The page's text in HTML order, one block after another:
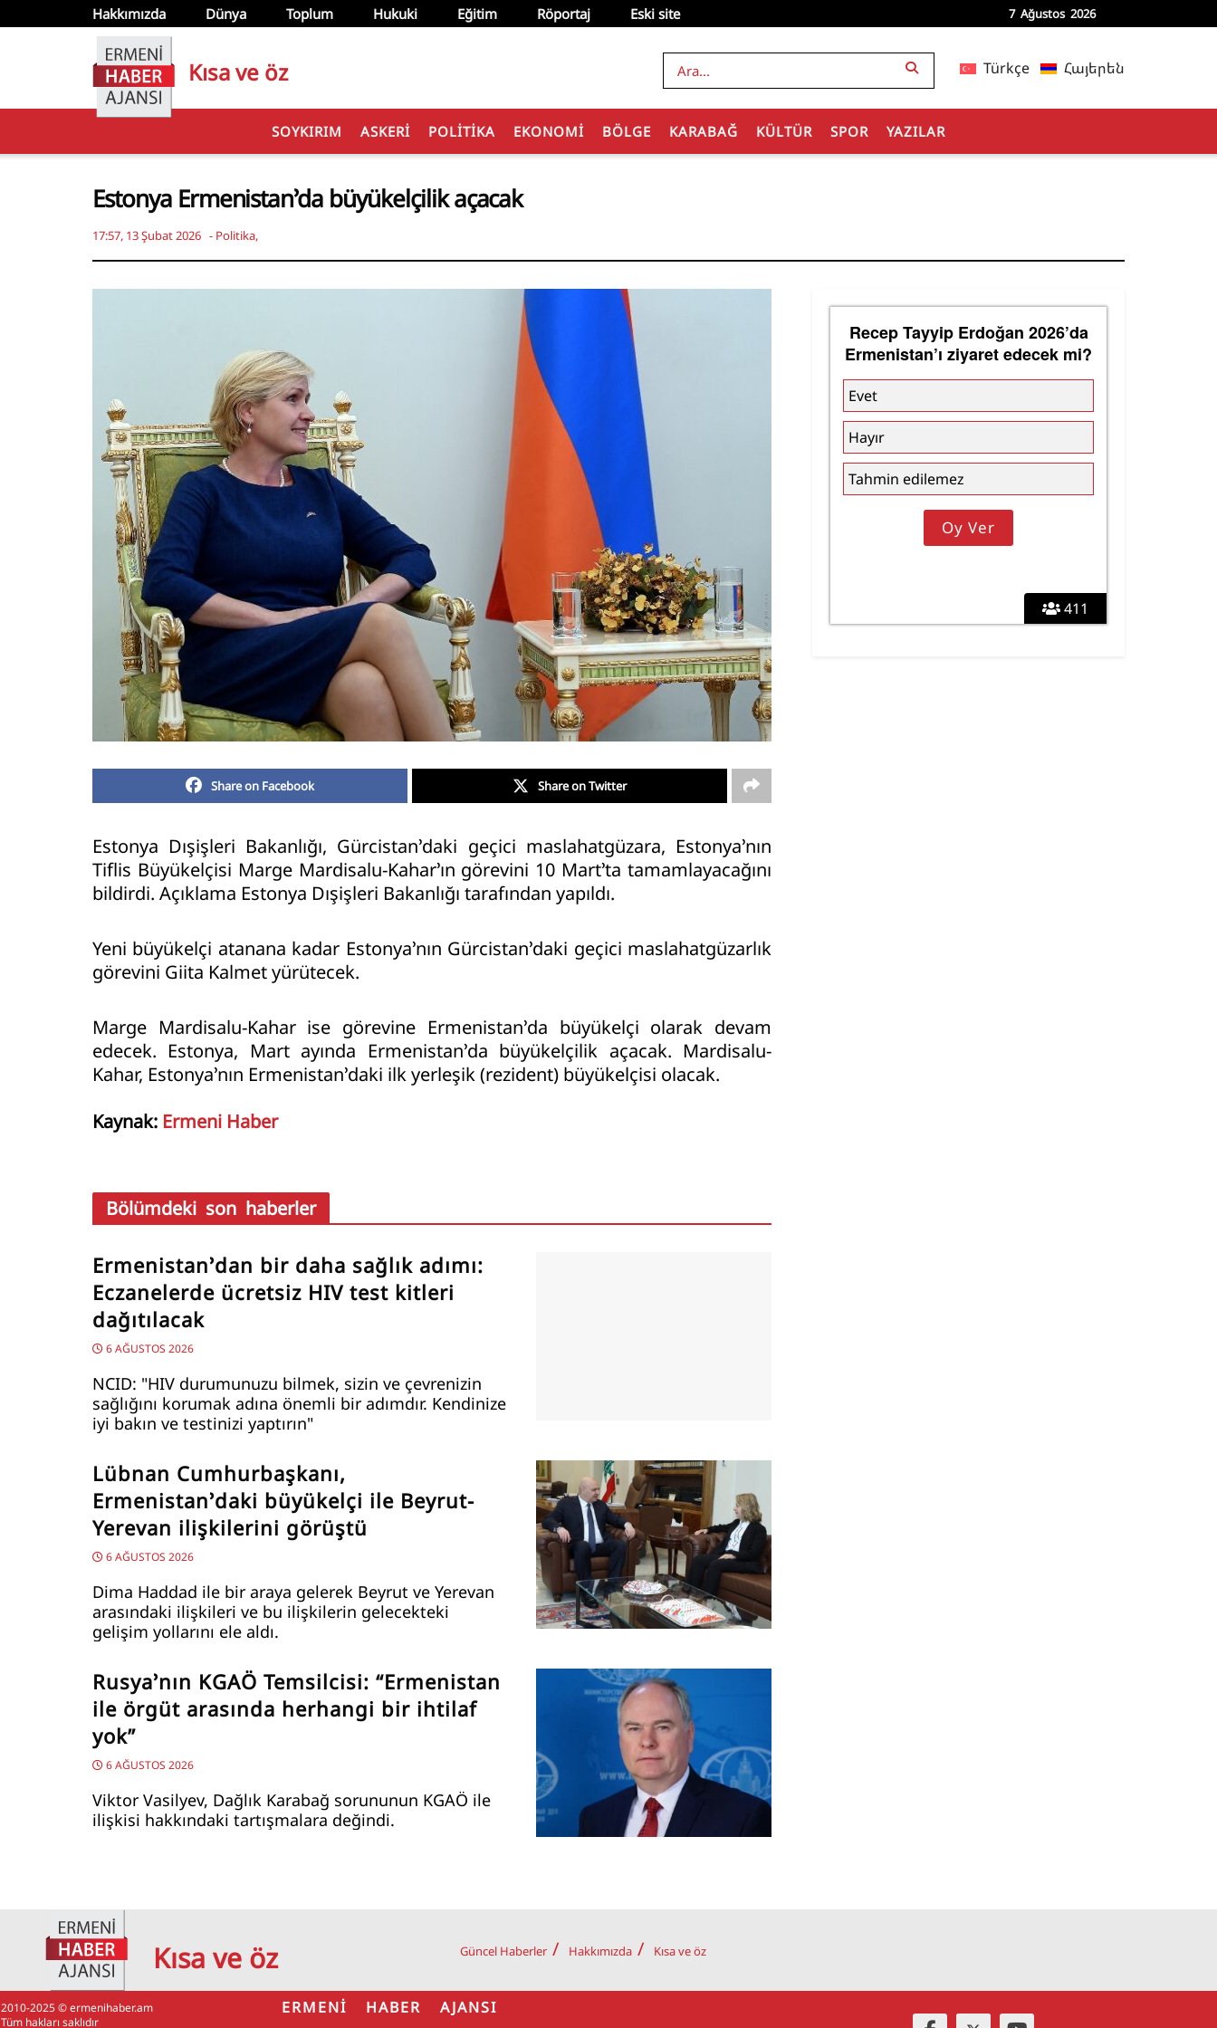
Hakkımızda Dünya Toplum Hukuki Eğitim Röportaj Eski site 7 Ağustos 2026
Kısa ve öz Türkçe Հայերեն
SOYKIRIM ASKERI POLITIKA EKONOMI BÖLGE KARABAĞ KÜLTÜR SPOR YAZILAR
Estonya Ermenistan’da büyükelçilik açacak
17:57, 13 Şubat 2026 - Politika,
Share on Facebook Share on Twitter
Estonya Dışişleri Bakanlığı, Gürcistan’daki geçici maslahatgüzara, Estonya’nın
Tiflis Büyükelçisi Marge Mardisalu-Kahar’ın görevini 10 Mart’ta tamamlayacağını
bildirdi. Açıklama Estonya Dışişleri Bakanlığı tarafından yapıldı.
Yeni büyükelçi atanana kadar Estonya’nın Gürcistan’daki geçici maslahatgüzarlık
görevini Giita Kalmet yürütecek.
Marge Mardisalu-Kahar ise görevine Ermenistan’da büyükelçi olarak devam
edecek. Estonya, Mart ayında Ermenistan’da büyükelçilik açacak. Mardisalu-
Kahar, Estonya’nın Ermenistan’daki ilk yerleşik (rezident) büyükelçisi olacak.
Kaynak: Ermeni Haber
Bölümdeki son haberler
Ermenistan’dan bir daha sağlık adımı:
Eczanelerde ücretsiz HIV test kitleri
dağıtılacak
6 AĞUSTOS 2026
NCID: "HIV durumunuzu bilmek, sizin ve çevrenizin
sağlığını korumak adına önemli bir adımdır. Kendinize
iyi bakın ve testinizi yaptırın"
Lübnan Cumhurbaşkanı,
Ermenistan’daki büyükelçi ile Beyrut-
Yerevan ilişkilerini görüştü
6 AĞUSTOS 2026
Dima Haddad ile bir araya gelerek Beyrut ve Yerevan
arasındaki ilişkileri ve bu ilişkilerin gelecekteki
gelişim yollarını ele aldı.
Rusya’nın KGAÖ Temsilcisi: “Ermenistan
ile örgüt arasında herhangi bir ihtilaf
yok”
6 AĞUSTOS 2026
Viktor Vasilyev, Dağlık Karabağ sorununun KGAÖ ile
ilişkisi hakkındaki tartışmalara değindi.
411
Recep Tayyip Erdoğan 2026’da
Ermenistan’ı ziyaret edecek mi?
Evet
Hayır
Tahmin edilemez
Kısa ve öz Güncel Haberler Hakkımızda Kısa ve öz
2010-2025 © ermenihaber.am
Tüm hakları saklıdır
ERMENİ HABER AJANSI